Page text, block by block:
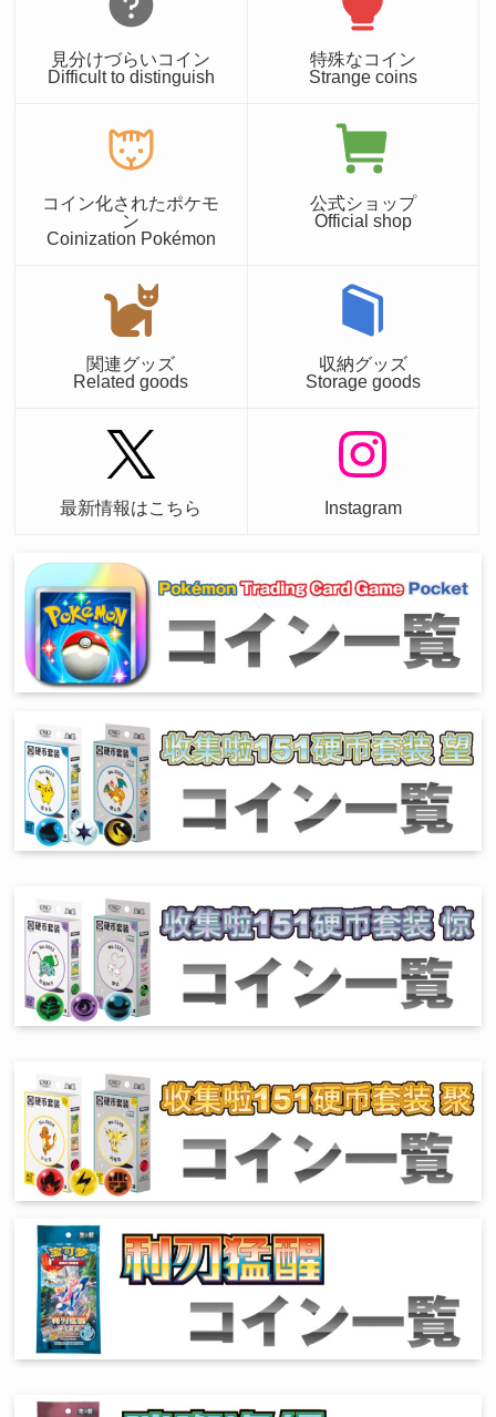
見分けづらいコイン
Difficult to distinguish
特殊なコイン
Strange coins
コイン化されたポケモ
ン
Coinization Pokémon
公式ショップ
Official shop
関連グッズ
Related goods
収納グッズ
Storage goods
最新情報はこちら Instagram